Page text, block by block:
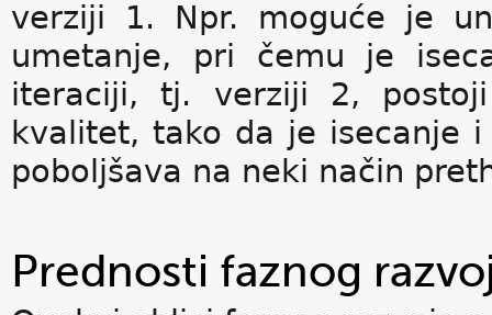
verziji 1. Npr. moguće je
umetanje, pri čemu je
iteraciji, tj. verziji 2,
kvalitet, tako da je isecanje
poboljšava na neki način
Prednosti faznog